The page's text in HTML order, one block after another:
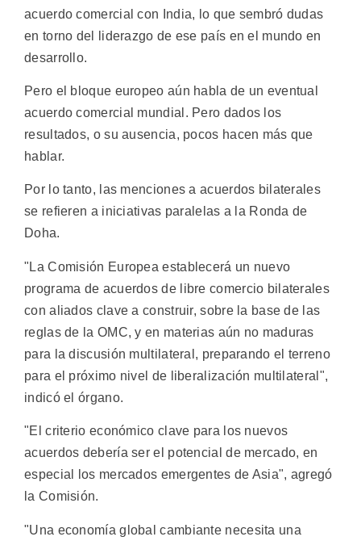
acuerdo comercial con India, lo que sembró dudas
en torno del liderazgo de ese país en el mundo en
desarrollo.
Pero el bloque europeo aún habla de un eventual
acuerdo comercial mundial. Pero dados los
resultados, o su ausencia, pocos hacen más que
hablar.
Por lo tanto, las menciones a acuerdos bilaterales
se refieren a iniciativas paralelas a la Ronda de
Doha.
"La Comisión Europea establecerá un nuevo
programa de acuerdos de libre comercio bilaterales
con aliados clave a construir, sobre la base de las
reglas de la OMC, y en materias aún no maduras
para la discusión multilateral, preparando el terreno
para el próximo nivel de liberalización multilateral",
indicó el órgano.
"El criterio económico clave para los nuevos
acuerdos debería ser el potencial de mercado, en
especial los mercados emergentes de Asia", agregó
la Comisión.
"Una economía global cambiante necesita una